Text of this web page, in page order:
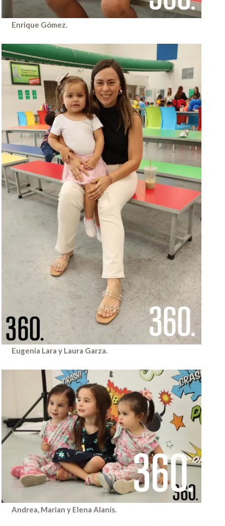
Enrique Gómez.
Eugenia Lara y Laura Garza.
Andrea, Marian y Elena Alanís.